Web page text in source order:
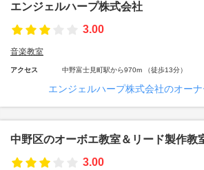
エンジェルハープ株式会社
3.00
音楽教室
アクセス 中野富士見町駅から970m （徒歩13分）
エンジェルハープ株式会社のオー
中野区のオーボエ教室＆リード製作教
3.00